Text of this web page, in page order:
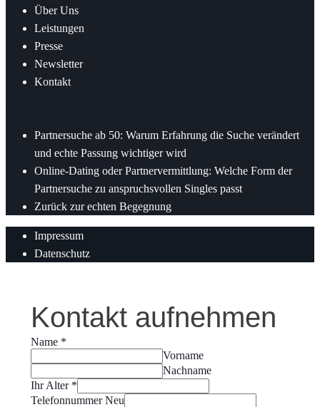
Über Uns
Leistungen
Presse
Newsletter
Kontakt
Partnersuche ab 50: Warum Erfahrung die Suche verändert
und echte Passung wichtiger wird
Online-Dating oder Partnervermittlung: Welche Form der
Partnersuche zu anspruchsvollen Singles passt
Zurück zur echten Begegnung
Impressum
Datenschutz
Kontakt aufnehmen
Name *
Vorname
Nachname
Ihr Alter *
Telefonnummer Neu